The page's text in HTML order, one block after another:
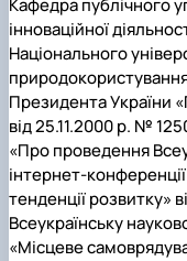
Кафедра публічного
інноваційної
Національного
Президента України
від 25.11.2000 р. №
«Про проведення
інтернет-
тенденції розвитку»
Всеукраїнську
«Місцеве